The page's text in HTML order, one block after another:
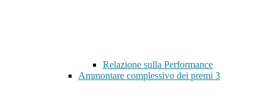
Relazione sulla Performance
Ammontare complessivo dei premi 3